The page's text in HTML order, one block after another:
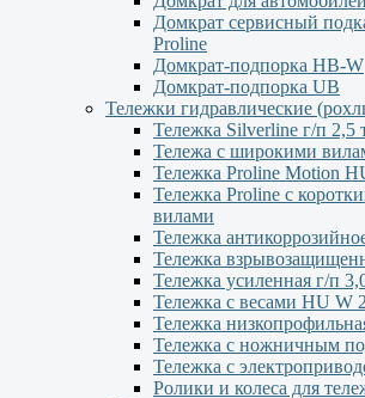
Домкрат сервисный
Proline
Домкрат-подпорка HB-W
Домкрат-подпорка UB
Тележки гидравлические
Тележка Silverline г/п 2,5
Тележа с широкими
Тележка Proline Motion
Тележка Proline с
вилами
Тележка
Тележка
Тележка усиленная г/п
Тележка с весами HU W
Тележка
Тележка с ножничным
Тележка с
Ролики и колеса для